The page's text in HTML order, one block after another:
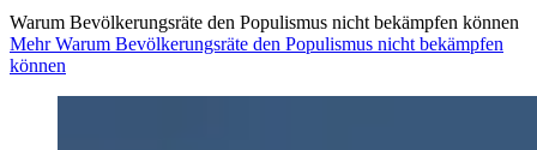
Warum Bevölkerungsräte den Populismus nicht bekämpfen können
Mehr Warum Bevölkerungsräte den Populismus nicht bekämpfen
können